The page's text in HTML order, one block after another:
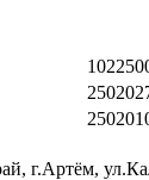
г.Артём,